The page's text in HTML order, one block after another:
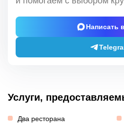
Написать
Услуги,
Два ресторана